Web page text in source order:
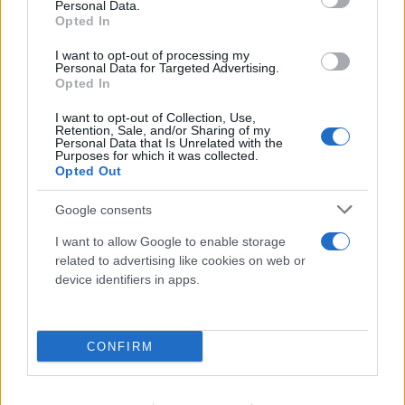
Personal Data.
Opted In
I want to opt-out of processing my
Personal Data for Targeted Advertising.
Opted In
I want to opt-out of Collection, Use,
Retention, Sale, and/or Sharing of my
Personal Data that Is Unrelated with the
Purposes for which it was collected.
Opted Out
Google consents
I want to allow Google to enable storage
related to advertising like cookies on web or
device identifiers in apps.
CONFIRM